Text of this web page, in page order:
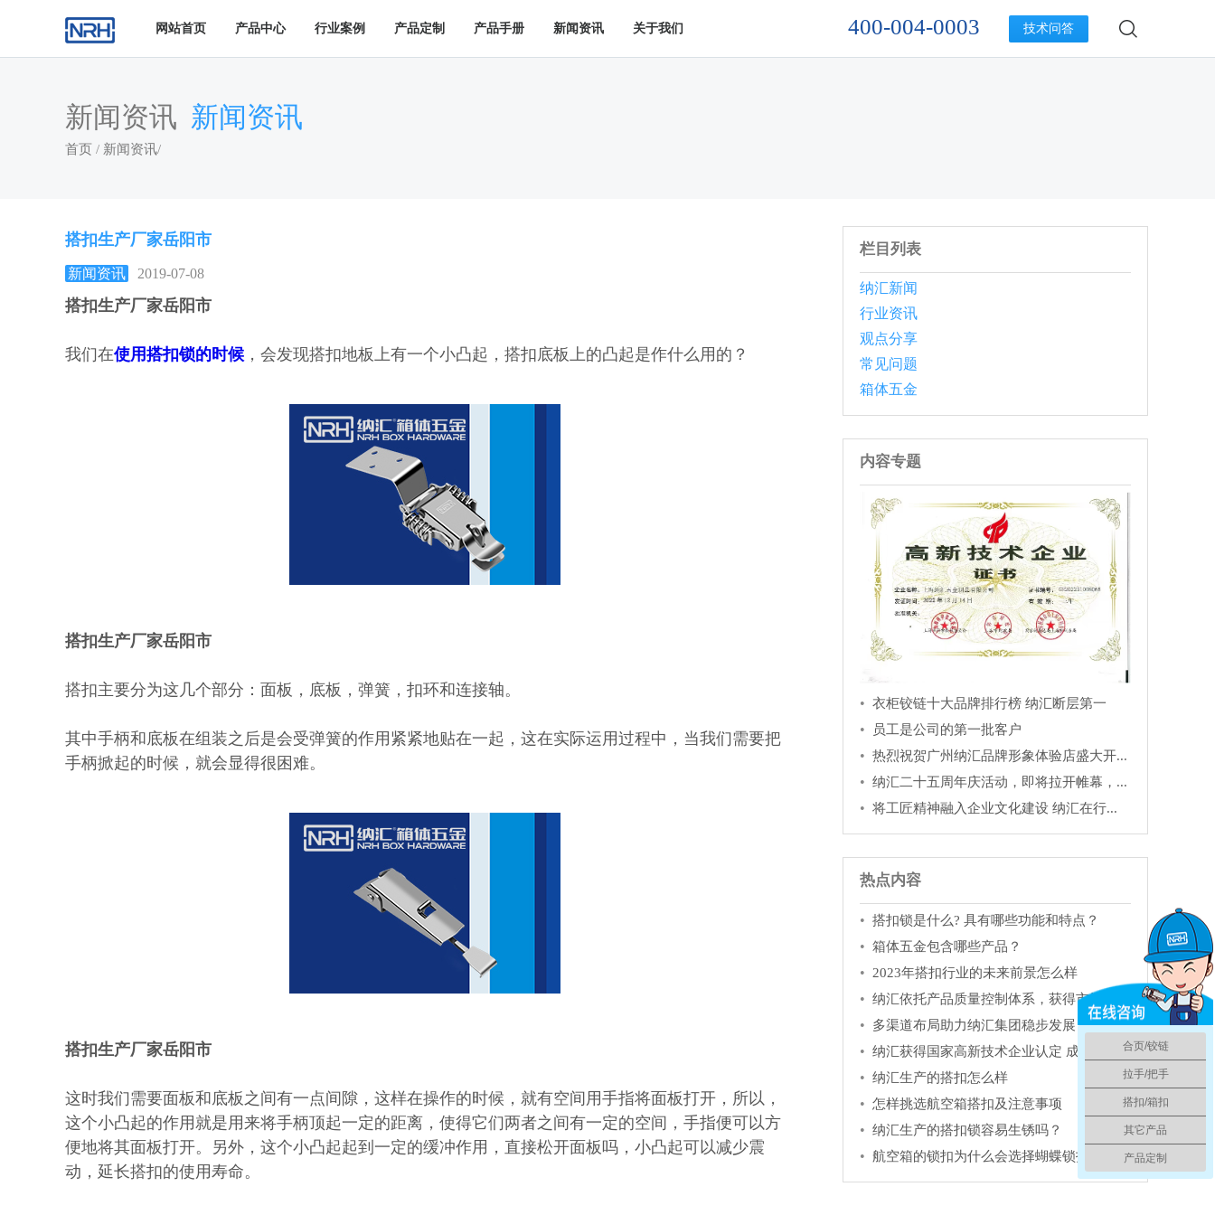
网站首页 产品中心 行业案例 产品定制 产品手册 新闻资讯 关于我们 400-004-0003 技术问答
新闻资讯 新闻资讯
首页 / 新闻资讯/
搭扣生产厂家岳阳市
新闻资讯 2019-07-08
搭扣生产厂家岳阳市
我们在使用搭扣锁的时候 ，会发现搭扣地板上有一个小凸起，搭扣底板上的凸起是作什么用的？
搭扣生产厂家岳阳市
搭扣主要分为这几个部分：面板，底板，弹簧，扣环和连接轴。
其中手柄和底板在组装之后是会受弹簧的作用紧紧地贴在一起，这在实际运用过程中，当我们需要把
手柄掀起的时候，就会显得很困难。
搭扣生产厂家岳阳市
这时我们需要面板和底板之间有一点间隙，这样在操作的时候，就有空间用手指将面板打开，所以，
这个小凸起的作用就是用来将手柄顶起一定的距离，使得它们两者之间有一定的空间，手指便可以方
便地将其面板打开。另外，这个小凸起起到一定的缓冲作用，直接松开面板吗，小凸起可以减少震
动，延长搭扣的使用寿命。
栏目列表
纳汇新闻
行业资讯
观点分享
常见问题
箱体五金
内容专题
衣柜铰链十大品牌排行榜 纳汇断层第一
员工是公司的第一批客户
热烈祝贺广州纳汇品牌形象体验店盛大开...
纳汇二十五周年庆活动，即将拉开帷幕，...
将工匠精神融入企业文化建设 纳汇在行...
热点内容
搭扣锁是什么? 具有哪些功能和特点？
箱体五金包含哪些产品？
2023年搭扣行业的未来前景怎么样
纳汇依托产品质量控制体系，获得市场充...
多渠道布局助力纳汇集团稳步发展
纳汇获得国家高新技术企业认定 成为箱...
纳汇生产的搭扣怎么样
怎样挑选航空箱搭扣及注意事项
纳汇生产的搭扣锁容易生锈吗？
航空箱的锁扣为什么会选择蝴蝶锁扣
合页/铰链
拉手/把手
搭扣/箱扣
其它产品
产品定制